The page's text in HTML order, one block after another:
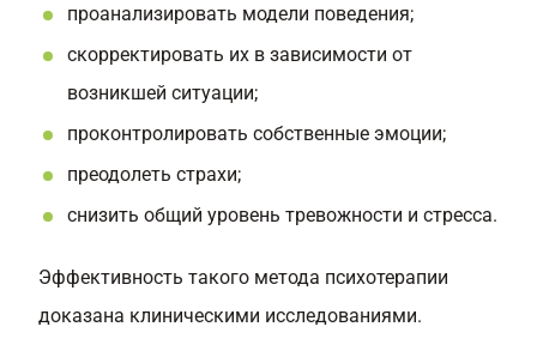
проанализировать модели поведения;
скорректировать их в зависимости от
возникшей ситуации;
проконтролировать собственные эмоции;
преодолеть страхи;
снизить общий уровень тревожности и стресса.
Эффективность такого метода психотерапии
доказана клиническими исследованиями.